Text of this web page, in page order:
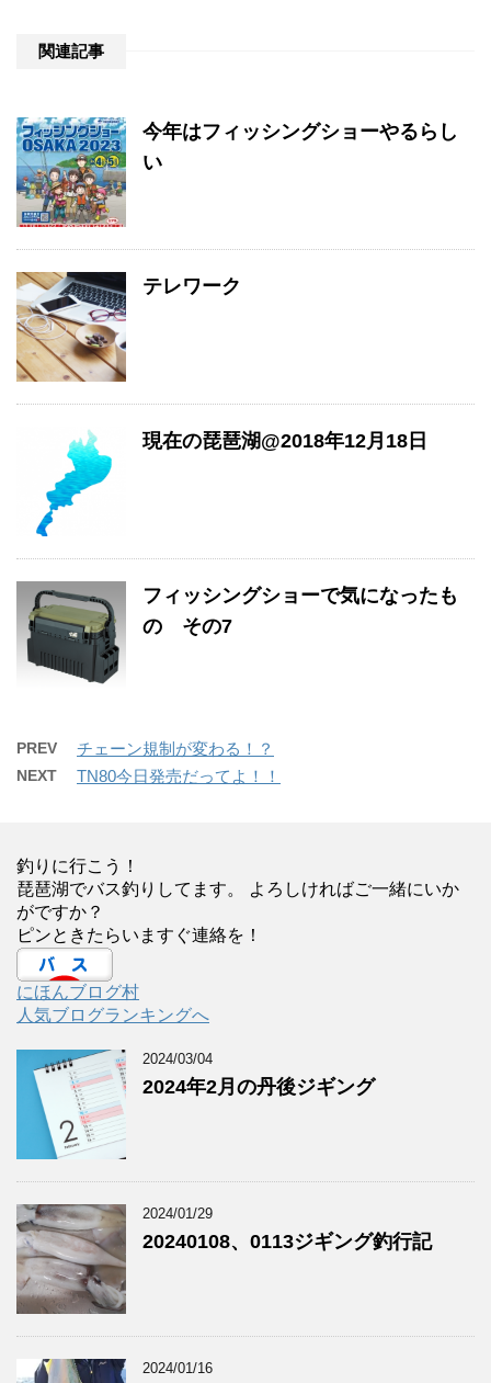
関連記事
今年はフィッシングショーやるらし
い
テレワーク
現在の琵琶湖@2018年12月18日
フィッシングショーで気になったも
の その7
PREV チェーン規制が変わる！？
NEXT TN80今日発売だってよ！！
釣りに行こう！
琵琶湖でバス釣りしてます。 よろしければご一緒にいか
がですか？
ピンときたらいますぐ連絡を！
にほんブログ村
人気ブログランキングへ
2024/03/04
2024年2月の丹後ジギング
2024/01/29
20240108、0113ジギング釣行記
2024/01/16